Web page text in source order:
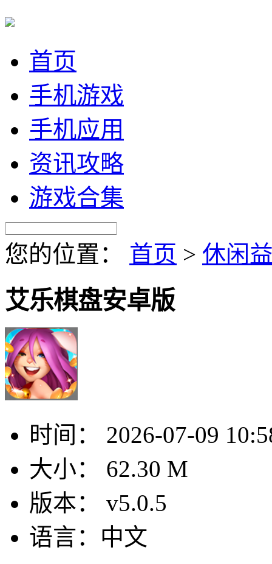
首页
手机游戏
手机应用
资讯攻略
游戏合集
您的位置： 首页 > 休闲
艾乐棋盘安卓版
时间：
2026-07-09
大小：
62.30 M
版本：
v5.0.5
语言： 中文